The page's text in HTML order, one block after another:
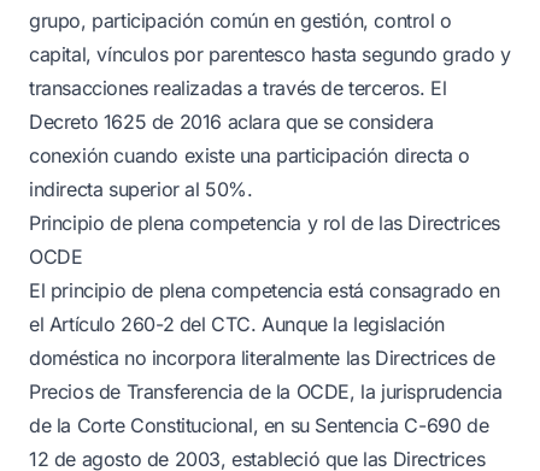
grupo, participación común en gestión, control o
capital, vínculos por parentesco hasta segundo grado y
transacciones realizadas a través de terceros. El
Decreto 1625 de 2016 aclara que se considera
conexión cuando existe una participación directa o
indirecta superior al 50%.
Principio de plena competencia y rol de las Directrices
OCDE
El principio de plena competencia está consagrado en
el Artículo 260-2 del CTC. Aunque la legislación
doméstica no incorpora literalmente las Directrices de
Precios de Transferencia de la OCDE, la jurisprudencia
de la Corte Constitucional, en su Sentencia C-690 de
12 de agosto de 2003, estableció que las Directrices